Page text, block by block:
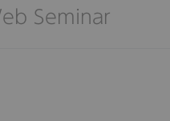
Seminar